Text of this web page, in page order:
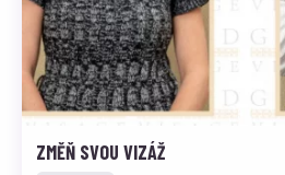
ZMĚŇ SVOU VIZÁŽ